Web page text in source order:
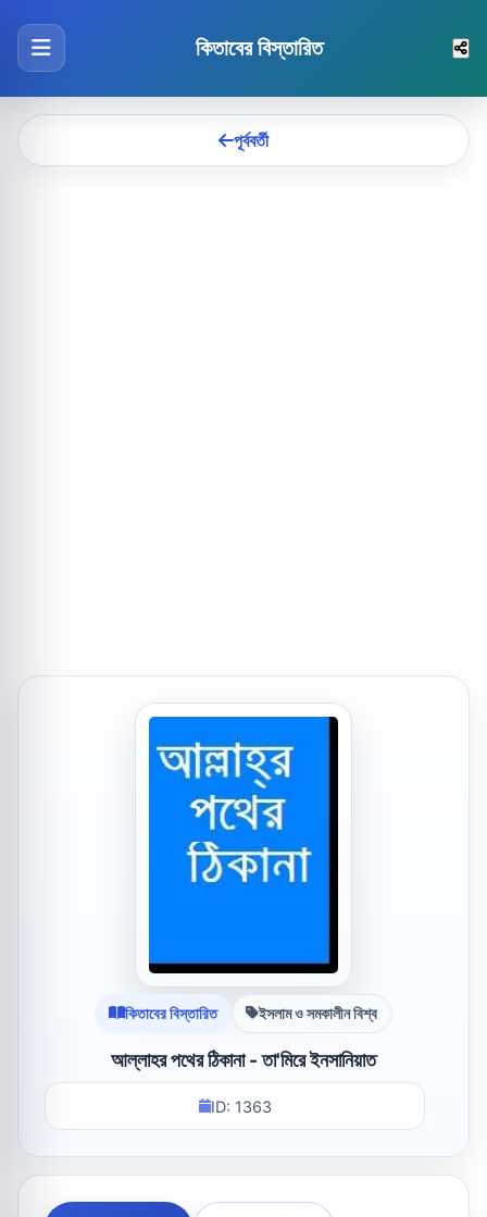
কিতাবের বিস্তারিত
পূর্ববর্তী
কিতাবের বিস্তারিত ইসলাম ও সমকালীন বিশ্ব
আল্লাহর পথের ঠিকানা - তা'মিরে ইনসানিয়াত
ID: 1363